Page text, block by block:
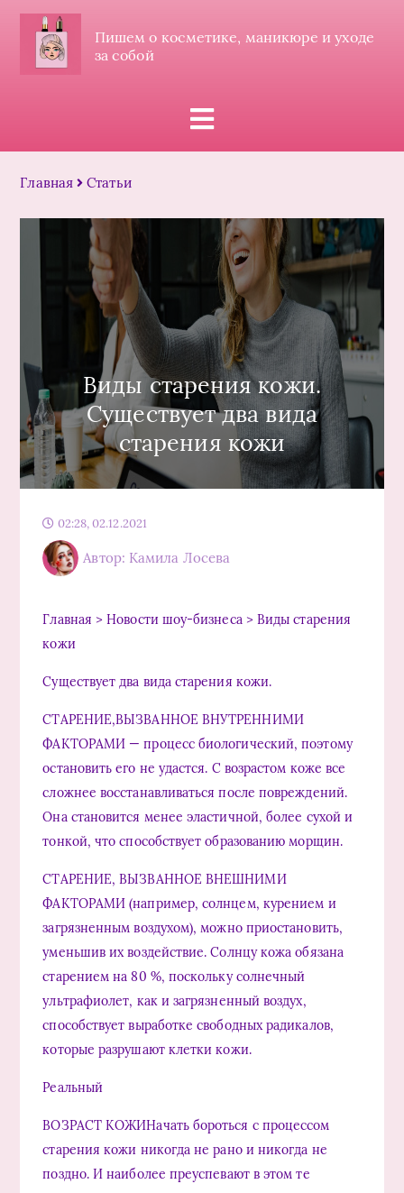
Пишем о косметике, маникюре и уходе
за собой
Главная Статьи
Виды старения кожи.
Существует два вида
старения кожи
02:28, 02.12.2021
Автор: Камила Лосева
Главная > Новости шоу-бизнеса > Виды старения
кожи
Существует два вида старения кожи.
СТАРЕНИЕ,ВЫЗВАННОЕ ВНУТРЕННИМИ
ФАКТОРАМИ — процесс биологический, поэтому
остановить его не удастся. С возрастом коже все
сложнее восстанавливаться после повреждений.
Она становится менее эластичной, более сухой и
тонкой, что способствует образованию морщин.
СТАРЕНИЕ, ВЫЗВАННОЕ ВНЕШНИМИ
ФАКТОРАМИ (например, солнцем, курением и
загрязненным воздухом), можно приостановить,
уменьшив их воздействие. Солнцу кожа обязана
старением на 80 %, поскольку солнечный
ультрафиолет, как и загрязненный воздух,
способствует выработке свободных радикалов,
которые разрушают клетки кожи.
Реальный
ВОЗРАСТ КОЖИНачать бороться с процессом
старения кожи никогда не рано и никогда не
поздно. И наиболее преуспевают в этом те